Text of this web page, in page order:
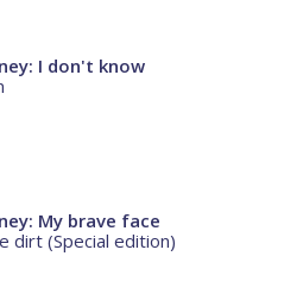
I don't know
My brave face
dirt (Special edition)